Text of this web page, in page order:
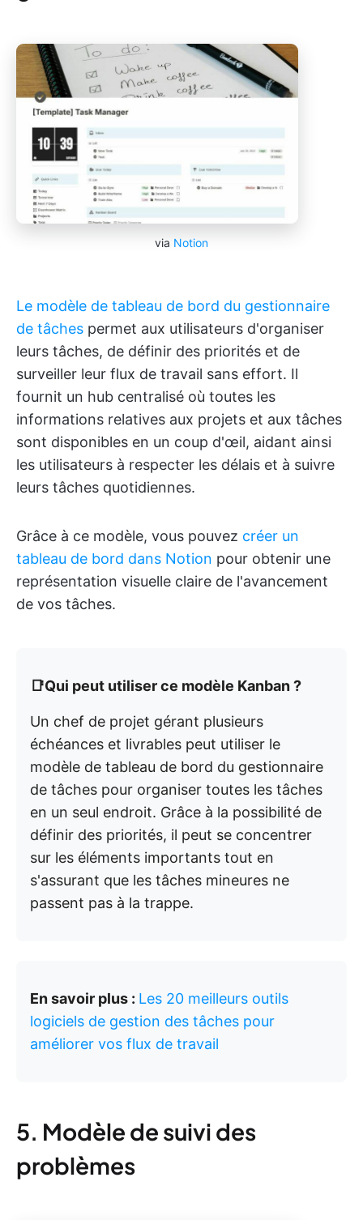
via Notion
Le modèle de tableau de bord du gestionnaire
de tâches permet aux utilisateurs d'organiser
leurs tâches, de définir des priorités et de
surveiller leur flux de travail sans effort. Il
fournit un hub centralisé où toutes les
informations relatives aux projets et aux tâches
sont disponibles en un coup d'œil, aidant ainsi
les utilisateurs à respecter les délais et à suivre
leurs tâches quotidiennes.
Grâce à ce modèle, vous pouvez créer un
tableau de bord dans Notion pour obtenir une
représentation visuelle claire de l'avancement
de vos tâches.
📑Qui peut utiliser ce modèle Kanban ?
Un chef de projet gérant plusieurs
échéances et livrables peut utiliser le
modèle de tableau de bord du gestionnaire
de tâches pour organiser toutes les tâches
en un seul endroit. Grâce à la possibilité de
définir des priorités, il peut se concentrer
sur les éléments importants tout en
s'assurant que les tâches mineures ne
passent pas à la trappe.
En savoir plus : Les 20 meilleurs outils
logiciels de gestion des tâches pour
améliorer vos flux de travail
5. Modèle de suivi des
problèmes